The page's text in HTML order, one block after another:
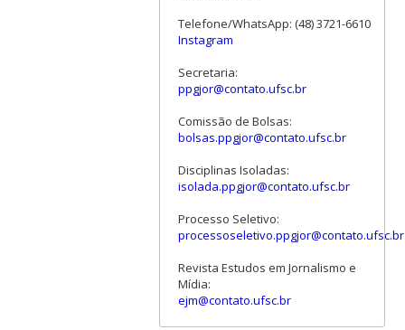
Telefone/WhatsApp: (48) 3721-6610
Instagram
Secretaria:
ppgjor@contato.ufsc.br
Comissão de Bolsas:
bolsas.ppgjor@contato.ufsc.br
Disciplinas Isoladas:
isolada.ppgjor@contato.ufsc.br
Processo Seletivo:
processoseletivo.ppgjor@contato.ufsc.br
Revista Estudos em Jornalismo e
Mídia:
ejm@contato.ufsc.br